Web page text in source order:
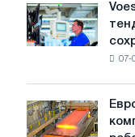
холоднокатаной
стали
из
стран
Voestalpine
ожидает,
что
рынке
стали
07-
Европейские
сталелитейные